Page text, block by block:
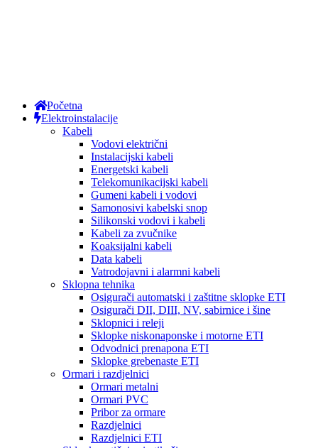
Početna
Elektroinstalacije
Kabeli
Vodovi električni
Instalacijski kabeli
Energetski kabeli
Telekomunikacijski kabeli
Gumeni kabeli i vodovi
Samonosivi kabelski snop
Silikonski vodovi i kabeli
Kabeli za zvučnike
Koaksijalni kabeli
Data kabeli
Vatrodojavni i alarmni kabeli
Sklopna tehnika
Osigurači automatski i zaštitne sklopke ETI
Osigurači DII, DIII, NV, sabirnice i šine
Sklopnici i releji
Sklopke niskonaponske i motorne ETI
Odvodnici prenapona ETI
Sklopke grebenaste ETI
Ormari i razdjelnici
Ormari metalni
Ormari PVC
Pribor za ormare
Razdjelnici
Razdjelnici ETI